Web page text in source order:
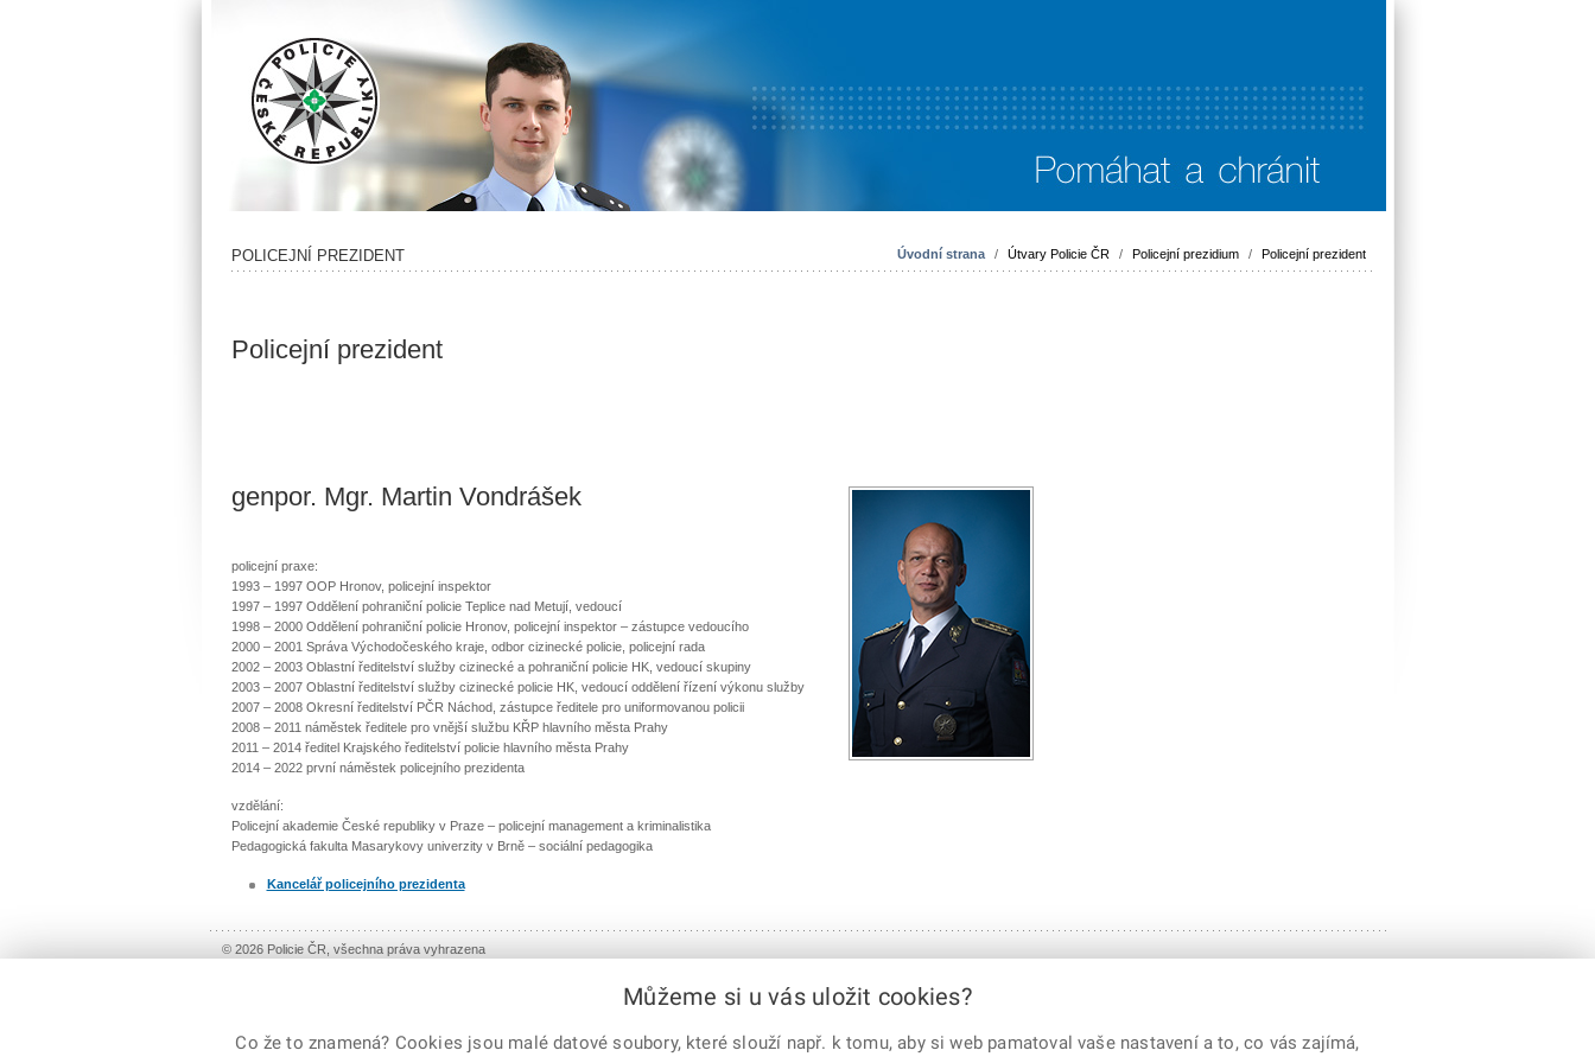
Úvodní strana / Útvary Policie ČR / Policejní prezidium / Policejní prezident
POLICEJNÍ PREZIDENT
Policejní prezident
genpor. Mgr. Martin Vondrášek
policejní praxe:
1993 – 1997 OOP Hronov, policejní inspektor
1997 – 1997 Oddělení pohraniční policie Teplice nad Metují, vedoucí
1998 – 2000 Oddělení pohraniční policie Hronov, policejní inspektor – zástupce vedoucího
2000 – 2001 Správa Východočeského kraje, odbor cizinecké policie, policejní rada
2002 – 2003 Oblastní ředitelství služby cizinecké a pohraniční policie HK, vedoucí skupiny
2003 – 2007 Oblastní ředitelství služby cizinecké policie HK, vedoucí oddělení řízení výkonu služby
2007 – 2008 Okresní ředitelství PČR Náchod, zástupce ředitele pro uniformovanou policii
2008 – 2011 náměstek ředitele pro vnější službu KŘP hlavního města Prahy
2011 – 2014 ředitel Krajského ředitelství policie hlavního města Prahy
2014 – 2022 první náměstek policejního prezidenta
vzdělání:
Policejní akademie České republiky v Praze – policejní management a kriminalistika
Pedagogická fakulta Masarykovy univerzity v Brně – sociální pedagogika
Kancelář policejního prezidenta
© 2026 Policie ČR, všechna práva vyhrazena
Můžeme si u vás uložit cookies?
Co že to znamená? Cookies jsou malé datové soubory, které slouží např. k tomu, aby si web pamatoval vaše nastavení a to, co vás zajímá,